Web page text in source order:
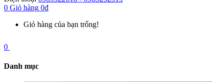
0 Giỏ hàng 0đ
Giỏ hàng của bạn trống!
0
Danh mục